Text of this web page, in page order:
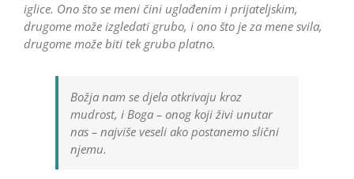
iglice. Ono što se meni čini uglađenim i prijateljskim,
drugome može izgledati grubo, i ono što je za mene svila,
drugome može biti tek grubo platno.
Božja nam se djela otkrivaju kroz
mudrost, i Boga – onog koji živi unutar
nas – najviše veseli ako postanemo slični
njemu.